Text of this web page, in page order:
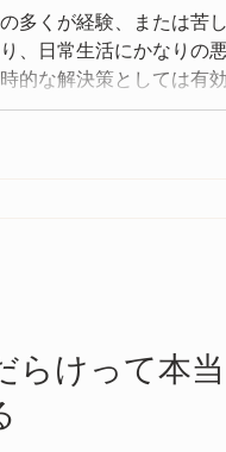
多くが経験、または苦
、日常生活にかなりの
的な解決策としては有
健康に悪影響を与える
不眠症を改善することが
らけって本